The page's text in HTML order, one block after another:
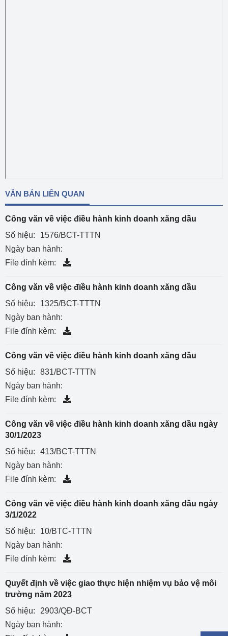
VĂN BẢN LIÊN QUAN
Công văn về việc điều hành kinh doanh xăng dầu
Số hiệu:
1576/BCT-TTTN
Ngày ban hành:
File đính kèm:
Công văn về việc điều hành kinh doanh xăng dầu
Số hiệu:
1325/BCT-TTTN
Ngày ban hành:
File đính kèm:
Công văn về việc điều hành kinh doanh xăng dầu
Số hiệu:
831/BCT-TTTN
Ngày ban hành:
File đính kèm:
Công văn về việc điều hành kinh doanh xăng dầu ngày
30/1/2023
Số hiệu:
413/BCT-TTTN
Ngày ban hành:
File đính kèm:
Công văn về việc điều hành kinh doanh xăng dầu ngày
3/1/2022
Số hiệu:
10/BTC-TTTN
Ngày ban hành:
File đính kèm:
Quyết định về việc giao thực hiện nhiệm vụ bảo vệ môi
trường năm 2023
Số hiệu:
2903/QĐ-BCT
Ngày ban hành: